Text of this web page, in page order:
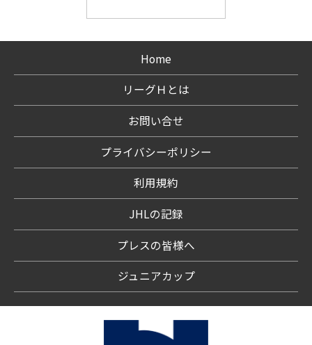
Home
リーグＨとは
お問い合せ
プライバシーポリシー
利用規約
JHLの記録
プレスの皆様へ
ジュニアカップ